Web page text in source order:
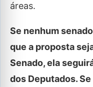
áreas.
Se nenhum
que a proposta
Senado, ela
dos Deputados.